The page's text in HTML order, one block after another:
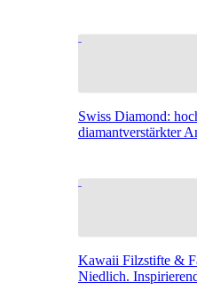
Swiss Diamond:
diamantverstärkter
Kawaii Filzstifte &
Niedlich.